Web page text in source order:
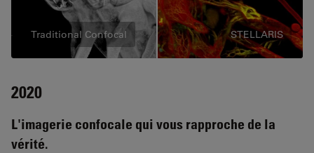
Traditional Confocal STELLARIS
2020
L'imagerie confocale qui vous rapproche de la
vérité.